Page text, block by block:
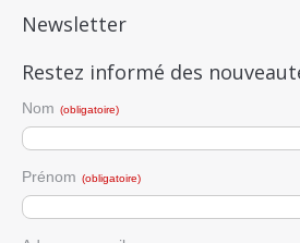
Newsletter
Restez informé des
Nom (obligatoire)
Prénom (obligatoire)